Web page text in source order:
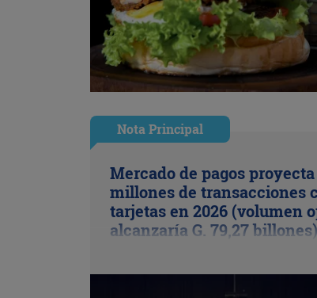
Nota Principal
Mercado de pagos proyecta
millones de transacciones
tarjetas en 2026 (volumen
alcanzaría G. 79,27 billones)